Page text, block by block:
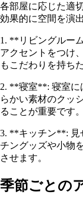
各部屋に応じた適
効果的に空間を演
1. **リビングルー
アクセントをつけ
もこだわりを持ち
2. **寝室**: 寝室に
らかい素材のクッ
ることが重要です。
3. **キッチン**: 見
チングッズや小物
させます。
季節ごとの